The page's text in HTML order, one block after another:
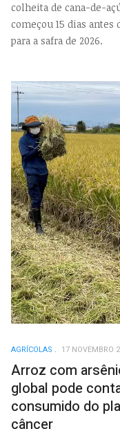
colheita de cana-de-
começou 15 dias
para a safra de 2026.
AGRÍCOLAS 17 NOVEMBRO
Arroz com
global pode
consumido do
câncer